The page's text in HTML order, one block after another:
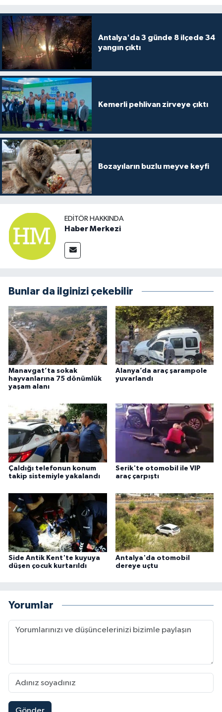
Antalya'da 3 günde 8 ilçede 34
yangın çıktı
Kemerli pehlivan zirveye çıktı
Bozayıların buzlu meyve keyfi
EDITÖR HAKKINDA
Haber Merkezi
Bunlar da ilginizi çekebilir
Manavgat’ta sokak
hayvanlarına 75 dönümlük
yaşam alanı
Alanya’da araç şarampole
yuvarlandı
Çaldığı telefonun konum
takip sistemiyle yakalandı
Serik'te otomobil ile VIP
araç çarpıştı
Side Antik Kent'te kuyuya
düşen çocuk kurtarıldı
Antalya'da otomobil
dereye uçtu
Yorumlar